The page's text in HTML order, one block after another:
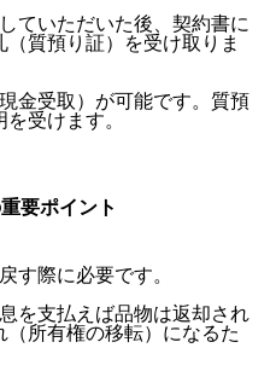
ていただいた後、契約書に
質預り証）を受け取りま
金受取）が可能です。質預
受けます。
要ポイント
際に必要です。
を支払えば品物は返却され
所有権の移転）になるた